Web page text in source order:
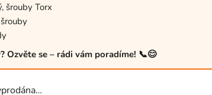
šrouby Torx
Ozvěte se – rádi vám poradíme! 📞😊